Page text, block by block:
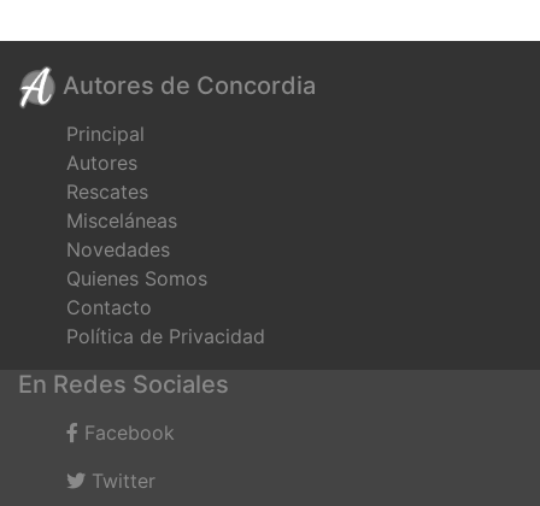
Autores de Concordia
Principal
Autores
Rescates
Misceláneas
Novedades
Quienes Somos
Contacto
Política de Privacidad
En Redes Sociales
Facebook
Twitter